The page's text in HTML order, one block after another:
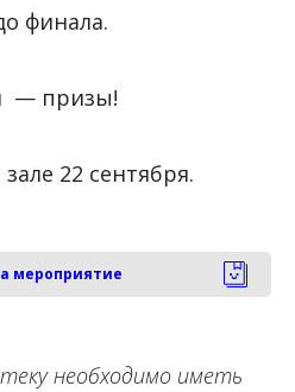
финала.
— призы!
22 сентября.
мероприятие
необходимо иметь